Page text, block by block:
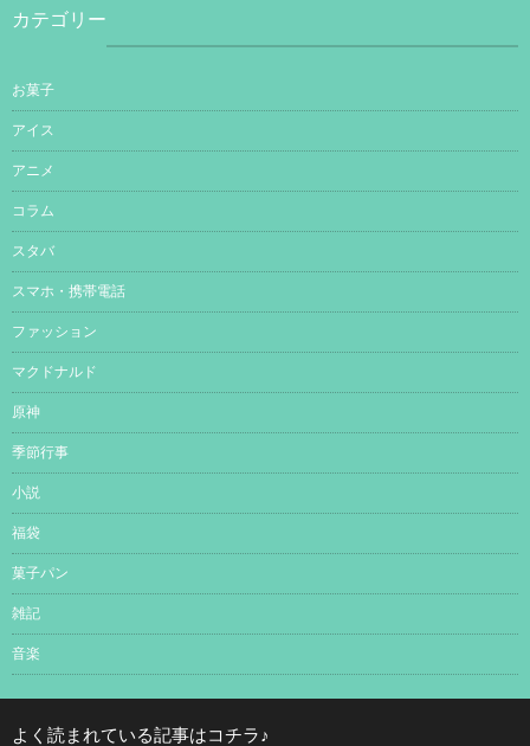
カテゴリー
お菓子
アイス
アニメ
コラム
スタバ
スマホ・携帯電話
ファッション
マクドナルド
原神
季節行事
小説
福袋
菓子パン
雑記
音楽
よく読まれている記事はコチラ♪